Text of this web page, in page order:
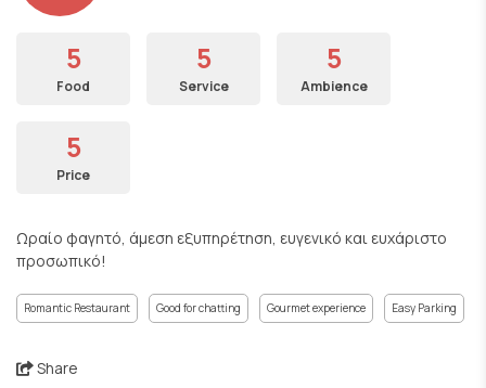
5
Food
5
Service
5
Ambience
5
Price
Ωραίο φαγητό, άμεση εξυπηρέτηση, ευγενικό και ευχάριστο
προσωπικό!
Romantic Restaurant Good for chatting Gourmet experience Easy Parking
Share